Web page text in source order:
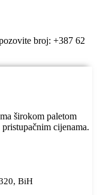
broj: +387 62
širokom paletom
cijenama.
BiH